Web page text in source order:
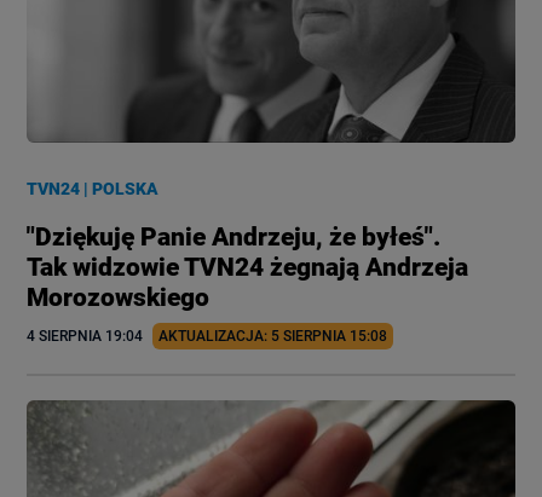
TVN24 |POLSKA
"Dziękuję Panie Andrzeju, że byłeś".
Tak widzowie TVN24 żegnają Andrzeja
Morozowskiego
4 SIERPNIA 19:04 AKTUALIZACJA: 5 SIERPNIA 15:08